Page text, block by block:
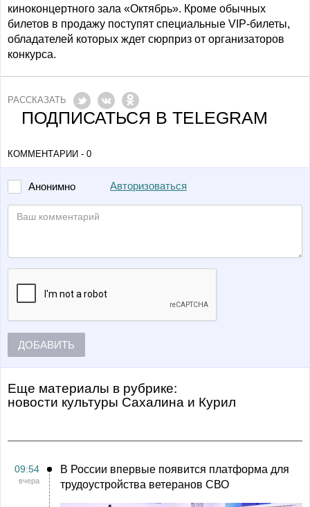
киноконцертного зала «Октябрь». Кроме обычных
билетов в продажу поступят специальные VIP-билеты,
обладателей которых ждет сюрприз от организаторов
конкурса.
РАССКАЗАТЬ
ПОДПИСАТЬСЯ В TELEGRAM
КОММЕНТАРИИ - 0
Анонимно Авторизоваться
ДОБАВИТЬ
Еще материалы в рубрике:
Новости культуры Сахалина и Курил
09:54
вчера
В России впервые появится платформа для
трудоустройства ветеранов СВО